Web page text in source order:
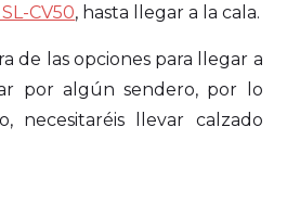
CV50, hasta llegar a la cala.
de las opciones para llegar a
por algún sendero, por lo
necesitaréis llevar calzado